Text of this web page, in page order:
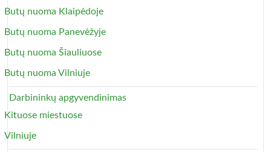
Butų nuoma Klaipėdoje
Butų nuoma Panevėžyje
Butų nuoma Šiauliuose
Butų nuoma Vilniuje
Darbininkų apgyvendinimas
Kituose miestuose
Vilniuje